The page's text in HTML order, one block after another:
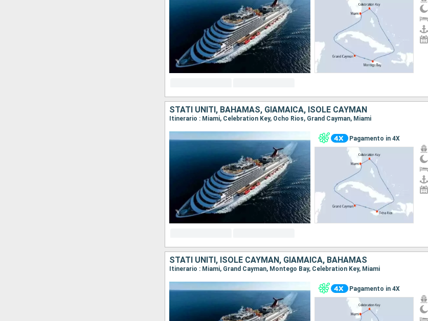
STATI UNITI, BAHAMAS, GIAMAICA, ISOLE CAYMAN
Itinerario : Miami, Celebration Key, Ocho Rios, Grand Cayman, Miami
Pagamento in 4X
STATI UNITI, ISOLE CAYMAN, GIAMAICA, BAHAMAS
Itinerario : Miami, Grand Cayman, Montego Bay, Celebration Key, Miami
Pagamento in 4X